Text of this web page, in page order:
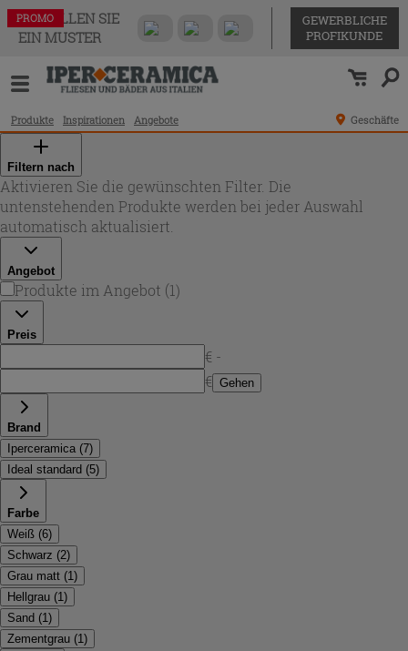
BESTELLEN SIE
EIN MUSTER
GEWERBLICHE
PROFIKUNDE
Produkte Inspirationen Angebote Geschäfte
Filtern nach
Aktivieren Sie die gewünschten Filter. Die
untenstehenden Produkte werden bei jeder Auswahl
automatisch aktualisiert.
Angebot
Produkte im Angebot (1)
Preis
€ -
€ Gehen
Brand
Iperceramica (7)
Ideal standard (5)
Farbe
Weiß (6)
Schwarz (2)
Grau matt (1)
Hellgrau (1)
Sand (1)
Zementgrau (1)
PROMO